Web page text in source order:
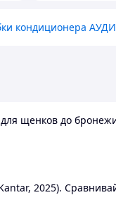
кондиционера
щенков до
2025).